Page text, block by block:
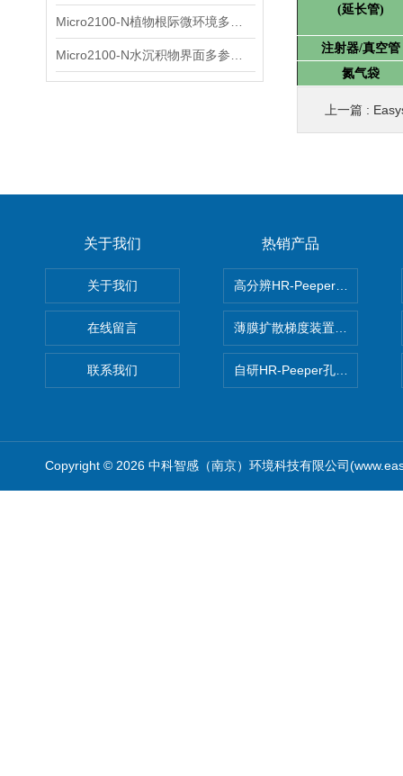
(延长管)
注射器/真空管
氮气袋
上一篇 :
关于我们
关于我们
在线留言
联系我们
热销产品
高分辨HR-Peeper采样器孔隙
薄膜扩散梯度装置 Agl DGT
自研HR-Peeper孔隙水采样器
Copyright © 2026 中科智感（南京）环境科技有限公司